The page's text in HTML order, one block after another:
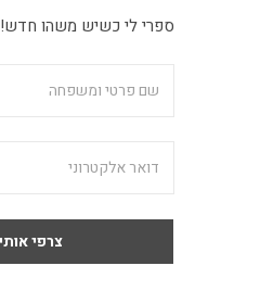
ספרי לי כשיש משהו חדש!